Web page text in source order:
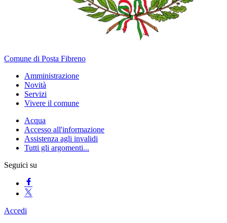
Comune di Posta Fibreno
Amministrazione
Novità
Servizi
Vivere il comune
Acqua
Accesso all'informazione
Assistenza agli invalidi
Tutti gli argomenti...
Seguici su
Accedi